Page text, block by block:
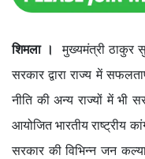
शिमला ।मुख्यमंत्री
सरकार द्वारा राज्य में
नीति की अन्य राज्यों में भी
आयोजित भारतीय राष्ट्रीय
सरकार की विभिन्न जन